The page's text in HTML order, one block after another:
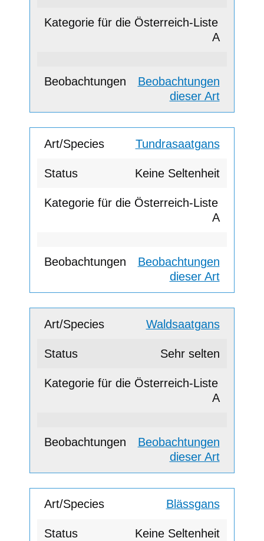
A
Beobachtungen
dieser Art
Tundrasaatgans
Keine Seltenheit
A
Beobachtungen
dieser Art
Waldsaatgans
Sehr selten
A
Beobachtungen
dieser Art
Blässgans
Keine Seltenheit